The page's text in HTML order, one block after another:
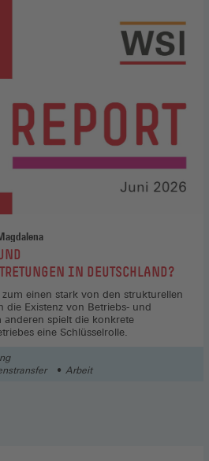
Magdalena
IN DEUTSCHLAND?
einen stark von den strukturellen
die Existenz von Betriebs- und
anderen spielt die konkrete
eine Schlüsselrolle.
Arbeit